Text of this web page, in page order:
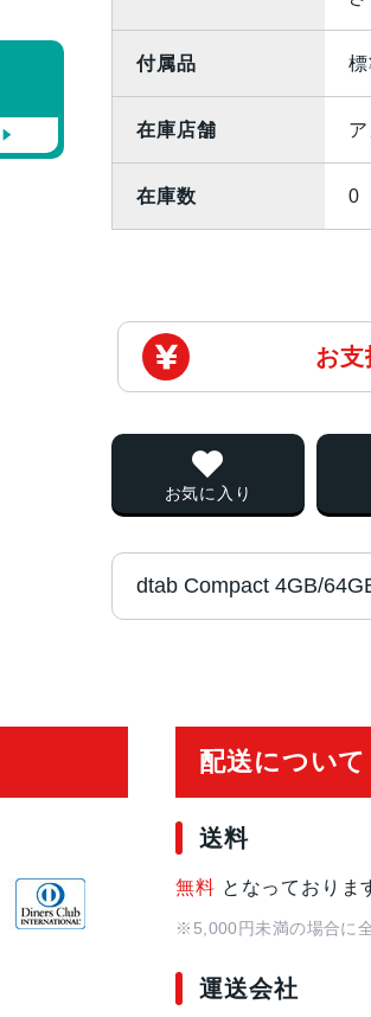
付属品 標
在庫店舗
在庫数 0
お支
お気に入り
dtab Compact 4GB/
背面カメラ
配送について
送料
無料 となっておりま
※5,000円未満の場合に
運送会社